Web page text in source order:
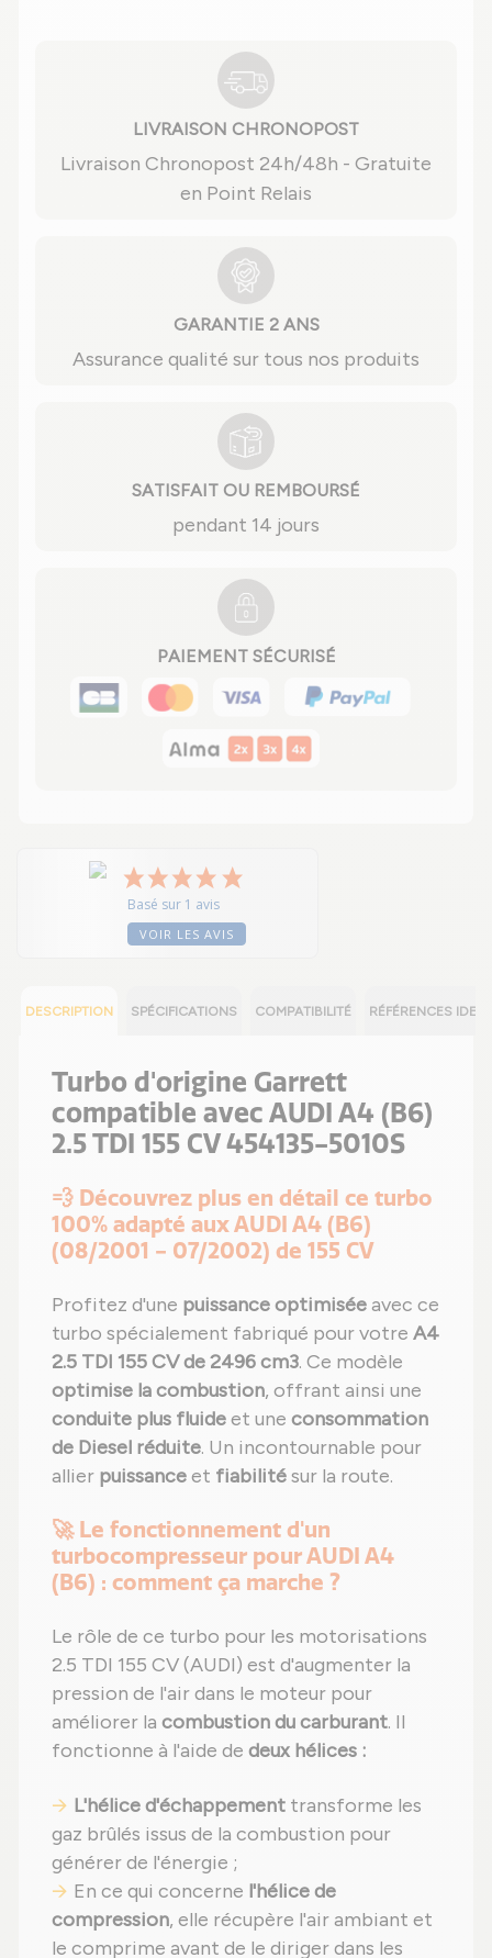
LIVRAISON CHRONOPOST
Livraison Chronopost 24h/48h - Gratuite
en Point Relais
GARANTIE 2 ANS
Assurance qualité sur tous nos produits
SATISFAIT OU REMBOURSÉ
pendant 14 jours
PAIEMENT SÉCURISÉ
Basé sur 1 avis
VOIR LES AVIS
DESCRIPTION SPÉCIFICATIONS COMPATIBILITÉ RÉFÉRENCES
Turbo d'origine Garrett
compatible avec AUDI A4 (B6)
2.5 TDI 155 CV 454135-5010S
💨 Découvrez plus en détail ce turbo
100% adapté aux AUDI A4 (B6)
(08/2001 - 07/2002) de 155 CV
Profitez d'une puissance optimiséeavec ce
turbo spécialement fabriqué pour votre A4
2.5 TDI 155 CV de 2496 cm3. Ce modèle
optimise la combustion, offrant ainsi une
conduite plus fluideet une consommation
de Diesel réduite. Un incontournable pour
allier puissanceet fiabilitésur la route.
🚀 Le fonctionnement d'un
turbocompresseur pour AUDI A4
(B6) : comment ça marche ?
Le rôle de ce turbo pour les motorisations
2.5 TDI 155 CV (AUDI) est d'augmenter la
pression de l'air dans le moteur pour
améliorer la combustion du carburant. Il
fonctionne à l'aide de deux hélices :
L'hélice d'échappement transforme les
gaz brûlés issus de la combustion pour
générer de l'énergie ;
En ce qui concerne l'hélice de
compression, elle récupère l'air ambiant et
le comprime avant de le diriger dans les